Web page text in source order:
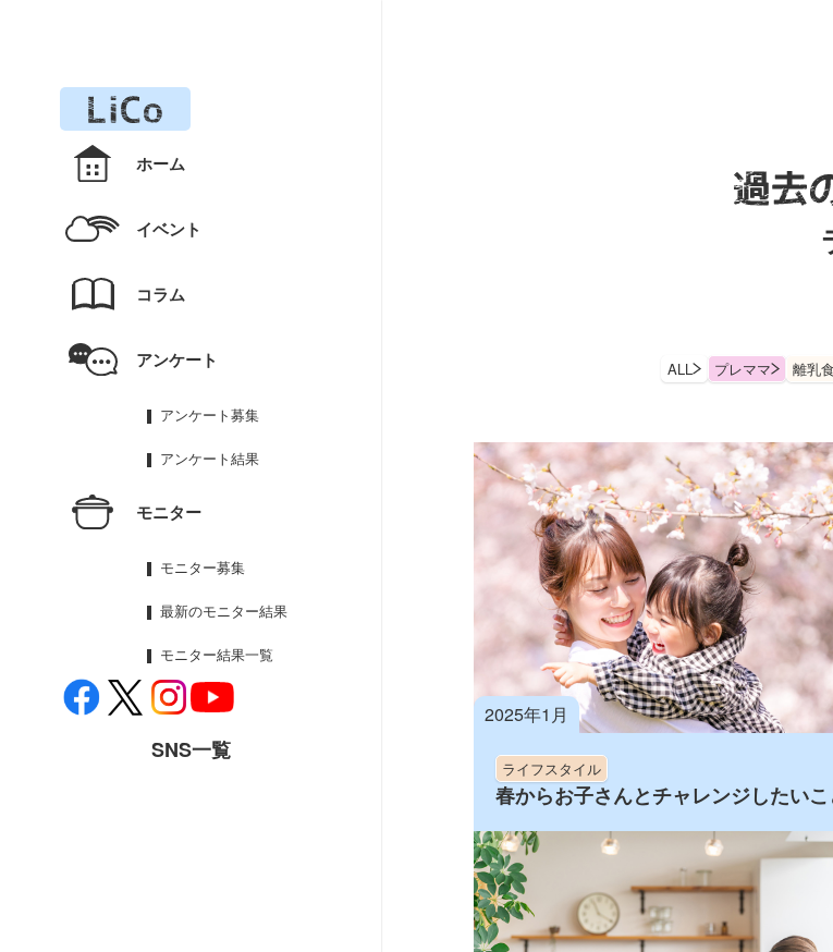
ホーム
イベント
コラム
アンケート
アンケート募集
アンケート結果
モニター
モニター募集
最新のモニター結果
モニター結果一覧
SNS一覧
ALL プレママ 離乳
2025年1月
ライフスタイル
春からお子さんとチャレンジしたいこ